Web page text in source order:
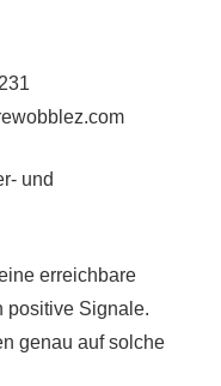
und
erreichbare
positive Signale.
genau auf solche